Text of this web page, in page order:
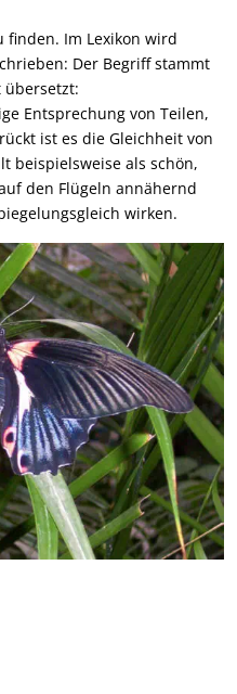
Im Lexikon wird
Der Begriff stammt
Entsprechung von Teilen,
ist es die Gleichheit von
beispielsweise als schön,
den Flügeln annähernd
wirken.